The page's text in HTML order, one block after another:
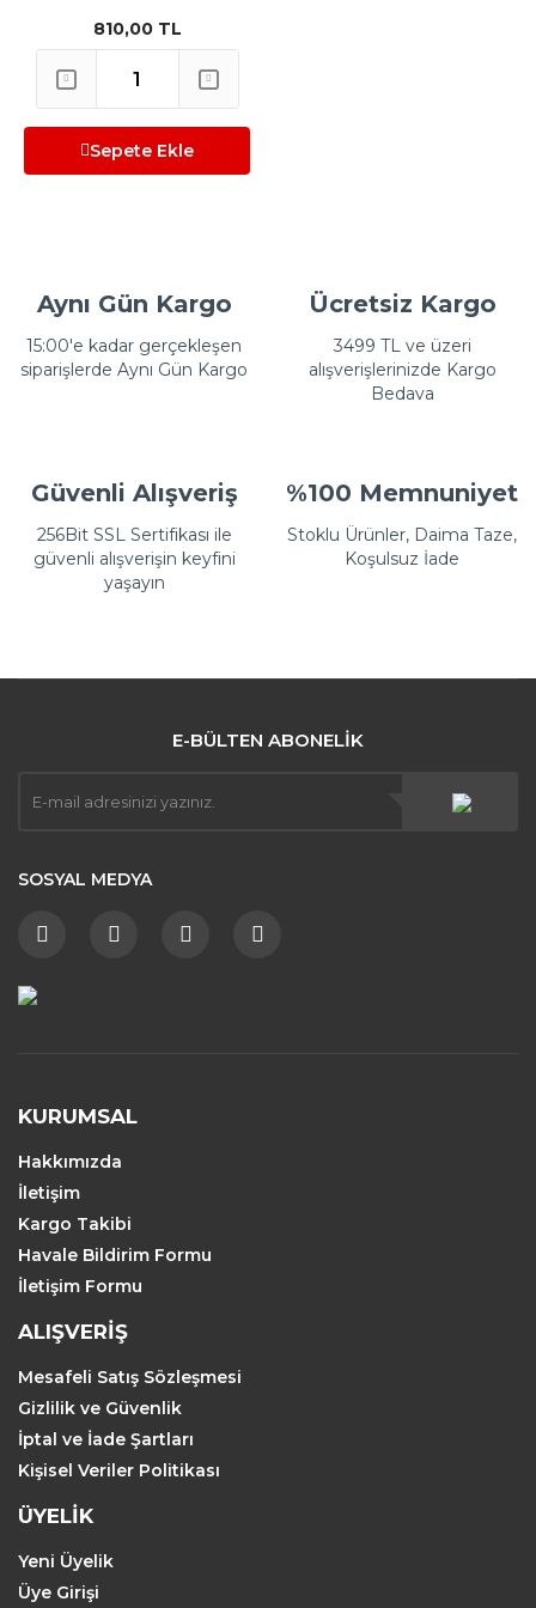
810,00 TL
Sepete Ekle
Aynı Gün Kargo
15:00'e kadar gerçekleşen
siparişlerde Aynı Gün Kargo
Ücretsiz Kargo
3499 TL ve üzeri
alışverişlerinizde Kargo
Bedava
Güvenli Alışveriş
256Bit SSL Sertifikası ile
güvenli alışverişin keyfini
yaşayın
%100 Memnuniyet
Stoklu Ürünler, Daima Taze,
Koşulsuz İade
E-BÜLTEN ABONELİK
SOSYAL MEDYA
KURUMSAL
Hakkımızda
İletişim
Kargo Takibi
Havale Bildirim Formu
İletişim Formu
ALIŞVERİŞ
Mesafeli Satış Sözleşmesi
Gizlilik ve Güvenlik
İptal ve İade Şartları
Kişisel Veriler Politikası
ÜYELİK
Yeni Üyelik
Üye Girişi